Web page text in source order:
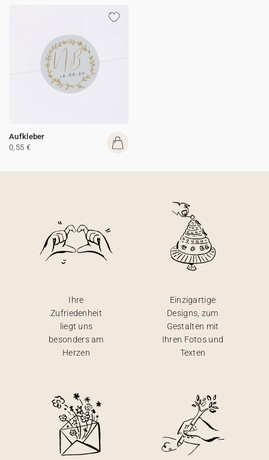
Aufkleber
0,55 €
Ihre
Zufriedenheit
liegt uns
besonders am
Herzen
Einzigartige
Designs, zum
Gestalten mit
Ihren Fotos und
Texten